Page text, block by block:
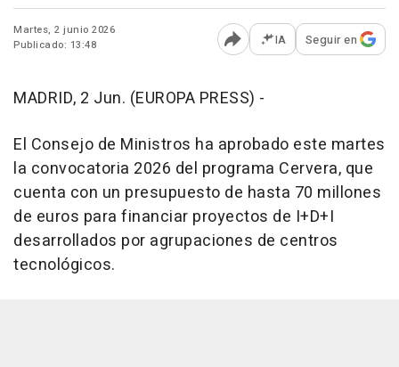
Martes, 2 junio 2026
Publicado: 13:48
Abrir opciones para
IA Seguir en
MADRID, 2 Jun. (EUROPA PRESS) -
El Consejo de Ministros ha aprobado este martes
la convocatoria 2026 del programa Cervera, que
cuenta con un presupuesto de hasta 70 millones
de euros para financiar proyectos de I+D+I
desarrollados por agrupaciones de centros
tecnológicos.